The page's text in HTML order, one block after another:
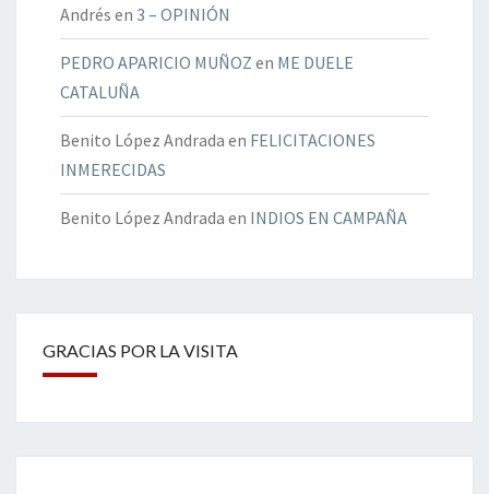
Andrés en 3 – OPINIÓN
PEDRO APARICIO MUÑOZ en ME DUELE
CATALUÑA
Benito López Andrada en FELICITACIONES
INMERECIDAS
Benito López Andrada en INDIOS EN CAMPAÑA
GRACIAS POR LA VISITA